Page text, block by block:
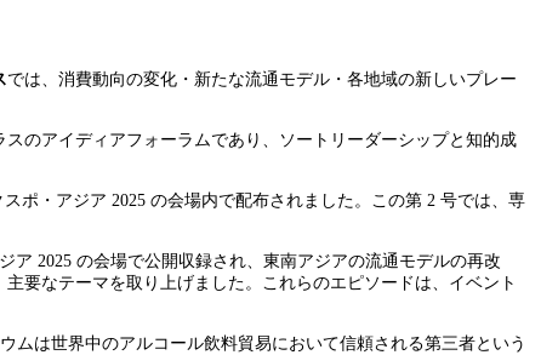
では、消費動向の変化・新たな流通モデル・各地域の新しいプレー
のアイディアフォーラムであり、ソートリーダーシップと知的成
ポ・アジア 2025 の会場内で配布されました。この第 2 号では、専
ア 2025 の会場で公開収録され、東南アジアの流通モデルの再改
要なテーマを取り上げました。これらのエピソードは、イベント
は世界中のアルコール飲料貿易において信頼される第三者という